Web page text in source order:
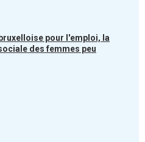
pour l'emploi, la
des femmes peu